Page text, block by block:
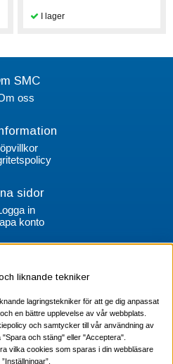
SMC
oss
sidor
in
konto
Maskincentral AB
Stockholm
08-578 55 230
08-578 55 240
liknande tekniker
lagringstekniker för att ge dig anpassat
en bättre upplevelse av vår webbplats.
och samtycker till vår användning av
och stäng" eller "Acceptera".
vilka cookies som sparas i din webbläsare